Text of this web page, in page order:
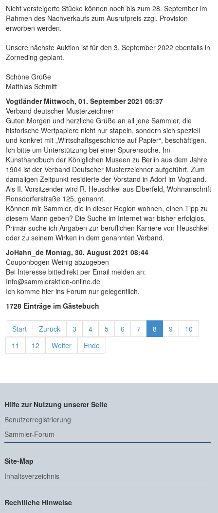
Nicht versteigerte Stücke können noch bis zum 28. September im
Rahmen des Nachverkaufs zum Ausrufpreis zzgl. Provision
erworben werden.
Unsere nächste Auktion ist für den 3. September 2022 ebenfalls in
Zorneding geplant.
Schöne Grüße
Matthias Schmitt
Vogtländer Mittwoch, 01. September 2021 05:37
Verband deutscher Musterzeichner
Guten Morgen und herzliche Grüße an all jene Sammler, die
historische Wertpapiere nicht nur stapeln, sondern sich speziell
und konkret mit „Wirtschaftsgeschichte auf Papier“, beschäftigen.
Ich bitte um Unterstützung bei einer Spurensuche. Im
Kunsthandbuch der Königlichen Museen zu Berlin aus dem Jahre
1904 ist der Verband Deutscher Musterzeichner aufgeführt. Zum
damaligen Zeitpunkt residierte der Vorstand in Adorf im Vogtland.
Als II. Vorsitzender wird R. Heuschkel aus Elberfeld, Wohnanschrift
Ronsdorferstraße 125, genannt.
Können mir Sammler, die in dieser Region wohnen, einen Tipp zu
diesem Mann geben? Die Suche im Internet war bisher erfolglos.
Primär suche ich Angaben zur beruflichen Karriere von Heuschkel
oder zu seinem Wirken in dem genannten Verband.
JoHahn_de Montag, 30. August 2021 08:44
Couponbogen Weinig abzugeben
Bei Interesse bittedirekt per Email melden an:
Info@sammleraktien-online.de
Ich komme hier ins Forum nur gelegentlich.
1728 Einträge im Gästebuch
Start Zurück 3 4 5 6 7 8 9
10
11
12 Weiter Ende
Hilfe zur Nutzung unserer Seite
Benutzerregistrierung
Sammler-Forum
Site-Map
Inhaltsverzeichnis
Rechtliche Hinweise